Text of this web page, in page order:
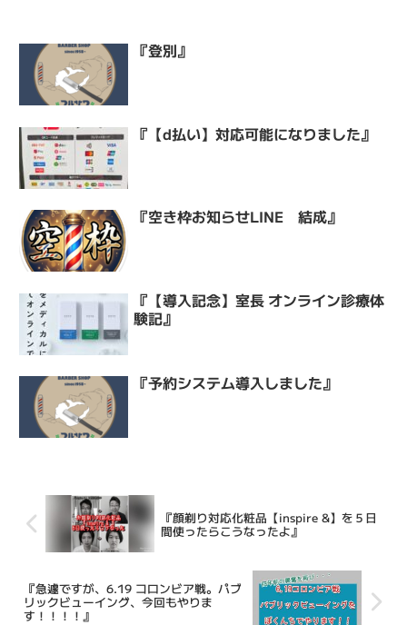
『登別』
『【d払い】対応可能になりました』
『空き枠お知らせLINE 結成』
『【導入記念】室長 オンライン診療体
験記』
『予約システム導入しました』
『顔剃り対応化粧品【inspire &】を５日
間使ったらこうなったよ』
『急遽ですが、6.19 コロンビア戦。パブ
リックビューイング、今回もやりま
す！！！！』